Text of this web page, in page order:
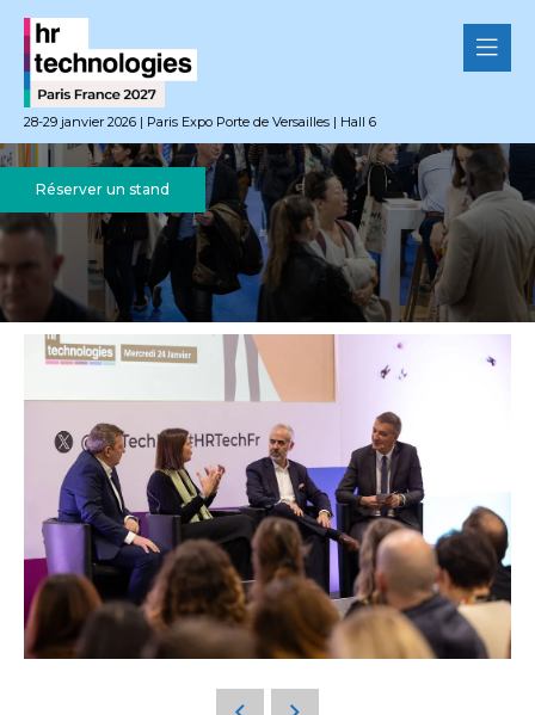
28-29 janvier 2026 | Paris Expo Porte de Versailles | Hall 6
Réserver un stand